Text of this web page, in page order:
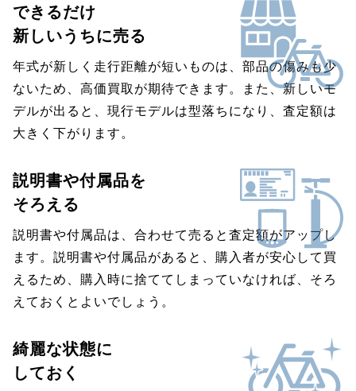
できるだけ
新しいうちに売る
年式が新しく走行距離が短いものは、部品の傷みも少
ないため、高価買取が期待できます。また、新しいモ
デルが出ると、現行モデルは型落ちになり、査定額は
大きく下がります。
説明書や付属品を
そろえる
説明書や付属品は、合わせて売ると査定額がアップし
ます。説明書や付属品があると、購入者が安心して買
えるため、購入時に捨ててしまっていなければ、そろ
えておくとよいでしょう。
綺麗な状態に
しておく